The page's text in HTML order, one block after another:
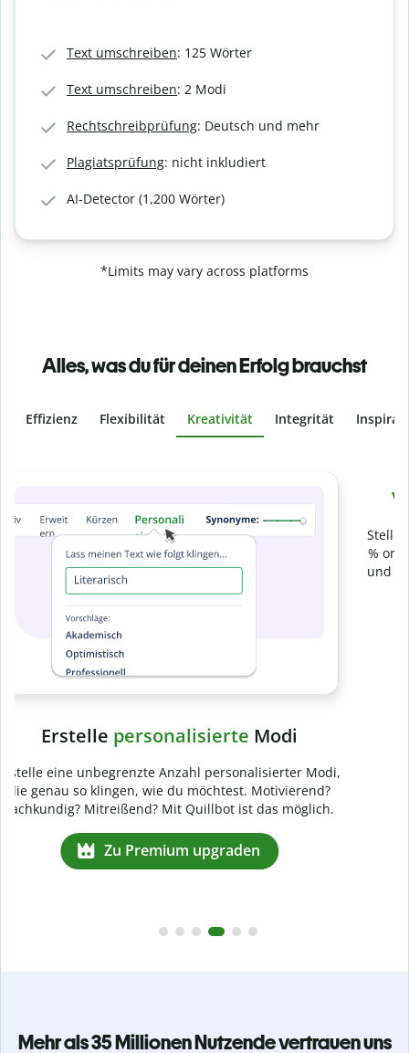
Text umschreiben: 125 Wörter
Text umschreiben: 2 Modi
Rechtschreibprüfung: Deutsch und mehr
Plagiatsprüfung: nicht inkludiert
AI-Detector (1,200 Wörter)
*Limits may vary across platforms
Alles, was du für deinen Erfolg brauchst
Effizienz Flexibilität Kreativität Integrität
Stelle mit der Plagiatsprüfung sicher, dass dein Text zu 100
% original ist. Analysiere deine Arbeit in Sekundenschnelle
und finde fehlende Quellenangaben in über 100 Sprachen.
Mehr als 35 Millionen Nutzende vertrauen uns